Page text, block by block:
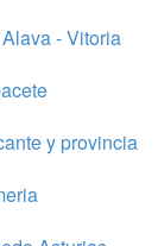
- Vitoria
y provincia